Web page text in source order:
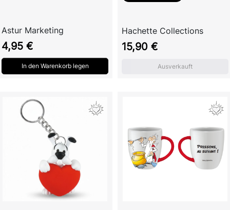
Astur Marketing
Preis
4,95 €
In den Warenkorb legen
Hachette Collections
Preis
15,90 €
Ausverkauft